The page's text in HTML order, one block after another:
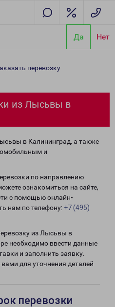
Да Нет
перевозку
из Лысьвы в
в Калининград, а также
и
по направлению
ознакомиться на сайте,
с помощью онлайн-
нам по телефону: +7 (495)
из Лысьвы в
необходимо ввести данные
и заполнить заявку.
для уточнения деталей
перевозки